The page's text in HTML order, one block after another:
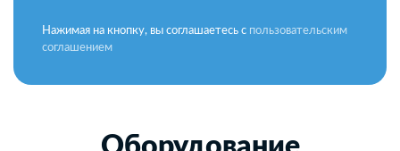
Нажимая на кнопку, вы соглашаетесь с пользовательским
соглашением